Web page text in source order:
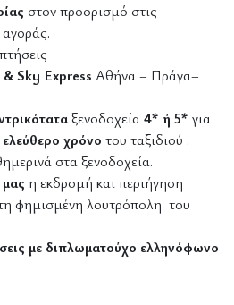
στον προορισμό στις
&Sky Express Αθήνα – Πράγα–
ξενοδοχεία4* ή 5* για
ελεύθερο χρόνο του ταξιδιού .
στα ξενοδοχεία.
η εκδρομή και περιήγηση
φημισμένη λουτρόπολη του
με διπλωματούχο ελληνόφωνο